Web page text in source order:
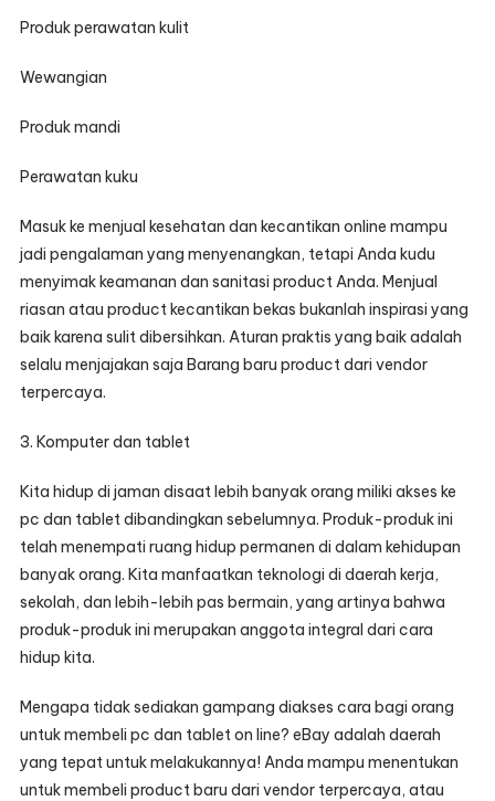
Produk perawatan kulit
Wewangian
Produk mandi
Perawatan kuku
Masuk ke menjual kesehatan dan kecantikan online mampu
jadi pengalaman yang menyenangkan, tetapi Anda kudu
menyimak keamanan dan sanitasi product Anda. Menjual
riasan atau product kecantikan bekas bukanlah inspirasi yang
baik karena sulit dibersihkan. Aturan praktis yang baik adalah
selalu menjajakan saja Barang baru product dari vendor
terpercaya.
3. Komputer dan tablet
Kita hidup di jaman disaat lebih banyak orang miliki akses ke
pc dan tablet dibandingkan sebelumnya. Produk-produk ini
telah menempati ruang hidup permanen di dalam kehidupan
banyak orang. Kita manfaatkan teknologi di daerah kerja,
sekolah, dan lebih-lebih pas bermain, yang artinya bahwa
produk-produk ini merupakan anggota integral dari cara
hidup kita.
Mengapa tidak sediakan gampang diakses cara bagi orang
untuk membeli pc dan tablet on line? eBay adalah daerah
yang tepat untuk melakukannya! Anda mampu menentukan
untuk membeli product baru dari vendor terpercaya, atau